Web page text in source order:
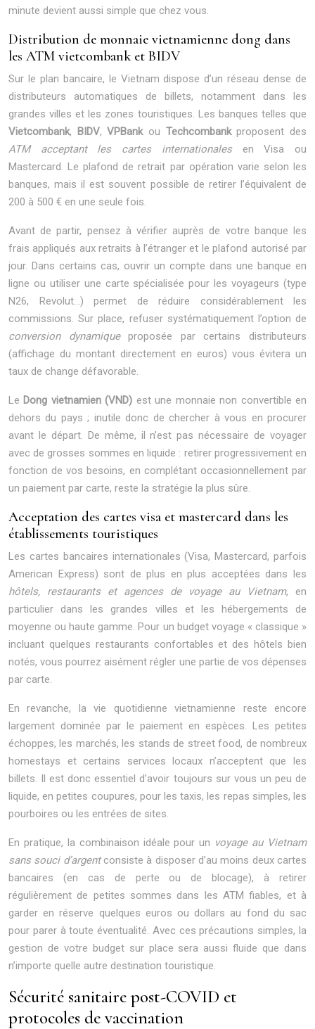
minute devient aussi simple que chez vous.
Distribution de monnaie vietnamienne dong dans
les ATM vietcombank et BIDV
Sur le plan bancaire, le Vietnam dispose d’un réseau dense de
distributeurs automatiques de billets, notamment dans les
grandes villes et les zones touristiques. Les banques telles que
Vietcombank, BIDV,VPBankou Techcombankproposent des
ATM acceptant les cartes internationalesen Visa ou
Mastercard. Le plafond de retrait par opération varie selon les
banques, mais il est souvent possible de retirer l’équivalent de
200 à 500 € en une seule fois.
Avant de partir, pensez à vérifier auprès de votre banque les
frais appliqués aux retraits à l’étranger et le plafond autorisé par
jour. Dans certains cas, ouvrir un compte dans une banque en
ligne ou utiliser une carte spécialisée pour les voyageurs (type
N26, Revolut…) permet de réduire considérablement les
commissions. Sur place, refuser systématiquement l’option de
conversion dynamiqueproposée par certains distributeurs
(affichage du montant directement en euros) vous évitera un
taux de change défavorable.
Le Dong vietnamien (VND) est une monnaie non convertible en
dehors du pays ; inutile donc de chercher à vous en procurer
avant le départ. De même, il n’est pas nécessaire de voyager
avec de grosses sommes en liquide : retirer progressivement en
fonction de vos besoins, en complétant occasionnellement par
un paiement par carte, reste la stratégie la plus sûre.
Acceptation des cartes visa et mastercard dans les
établissements touristiques
Les cartes bancaires internationales (Visa, Mastercard, parfois
American Express) sont de plus en plus acceptées dans les
hôtels, restaurants et agences de voyage au Vietnam, en
particulier dans les grandes villes et les hébergements de
moyenne ou haute gamme. Pour un budget voyage « classique »
incluant quelques restaurants confortables et des hôtels bien
notés, vous pourrez aisément régler une partie de vos dépenses
par carte.
En revanche, la vie quotidienne vietnamienne reste encore
largement dominée par le paiement en espèces. Les petites
échoppes, les marchés, les stands de street food, de nombreux
homestays et certains services locaux n’acceptent que les
billets. Il est donc essentiel d’avoir toujours sur vous un peu de
liquide, en petites coupures, pour les taxis, les repas simples, les
pourboires ou les entrées de sites.
En pratique, la combinaison idéale pour un voyage au Vietnam
sans souci d’argentconsiste à disposer d’au moins deux cartes
bancaires (en cas de perte ou de blocage), à retirer
régulièrement de petites sommes dans les ATM fiables, et à
garder en réserve quelques euros ou dollars au fond du sac
pour parer à toute éventualité. Avec ces précautions simples, la
gestion de votre budget sur place sera aussi fluide que dans
n’importe quelle autre destination touristique.
Sécurité sanitaire post-COVID et
protocoles de vaccination